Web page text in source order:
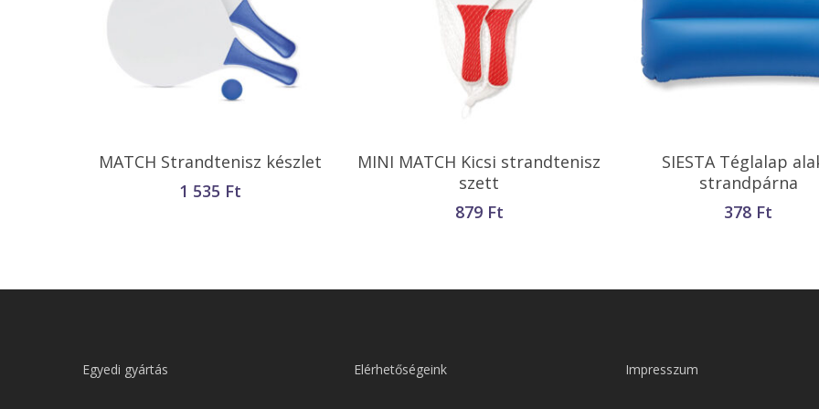
Opciók Választása
MATCH Strandtenisz készlet
1 535 Ft
Opciók Választása
MINI MATCH Kicsi strandtenisz
szett
879 Ft
Opciók Választása
SIESTA Téglalap
strandpárna
378 Ft
Egyedi gyártás Elérhetőségeink Impresszum